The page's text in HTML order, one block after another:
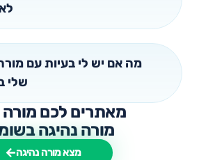
מה אם יש לי בעיות עם
שלי
מאתרים לכם מורה
מורה נהיגה
מצא מורה נהיגה